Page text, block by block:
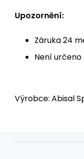
Upozornění:
Záruka 24
Není
Výrobce: Abisal